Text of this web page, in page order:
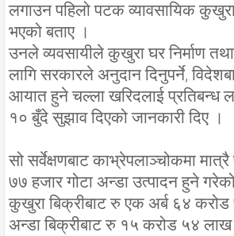
लगाउन पहिलो पटक व्यावसायिक
भएको बताए ।
उनले व्यवसायीले कुखुरा घर निर्माण
लागि सरकारले अनुदान दिनुपर्ने,
आयात हुने चल्ला खरिदलाई प्रतिबन्ध
१० बुँदे सुझाव दिएको जानकारी दिए ।
सो सर्वेक्षणबाट काभ्रेपलाञ्चोकमा
७७ हजार गोटा अन्डा उत्पादन हुने
कुखुरा बिक्रीबाट रु एक अर्ब ६४
अन्डा बिक्रीबाट रु १५ करोड ५४